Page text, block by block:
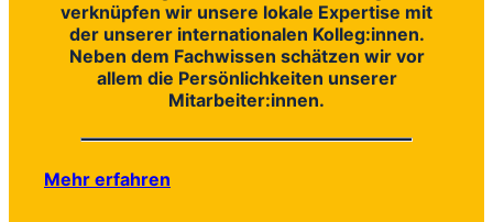
verknüpfen wir unsere lokale Expertise mit
der unserer internationalen Kolleg:innen.
Neben dem Fachwissen schätzen wir vor
allem die Persönlichkeiten unserer
Mitarbeiter:innen.
Mehr erfahren